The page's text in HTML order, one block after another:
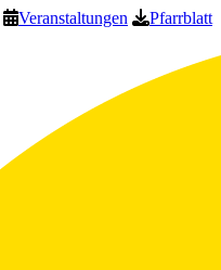
Veranstaltungen Pfarrblatt